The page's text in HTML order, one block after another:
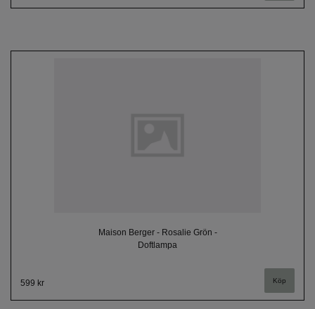
Maison Berger - Rosalie Grön -
Doftlampa
599 kr